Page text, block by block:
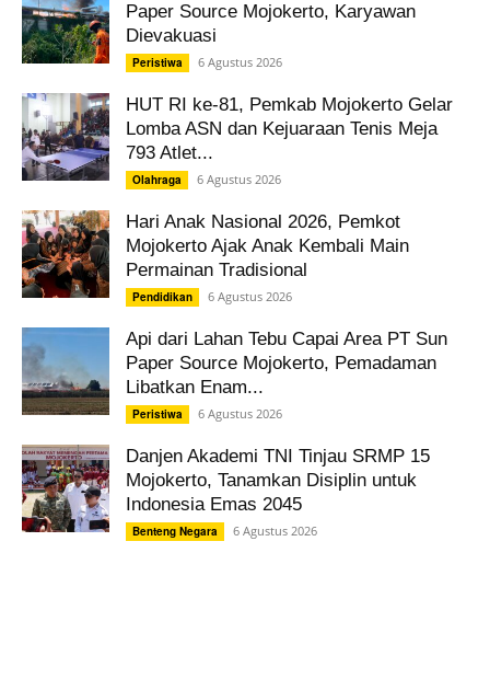
Paper Source Mojokerto, Karyawan
Dievakuasi
Peristiwa 6 Agustus 2026
HUT RI ke-81, Pemkab Mojokerto Gelar
Lomba ASN dan Kejuaraan Tenis Meja
793 Atlet...
Olahraga 6 Agustus 2026
Hari Anak Nasional 2026, Pemkot
Mojokerto Ajak Anak Kembali Main
Permainan Tradisional
Pendidikan 6 Agustus 2026
Api dari Lahan Tebu Capai Area PT Sun
Paper Source Mojokerto, Pemadaman
Libatkan Enam...
Peristiwa 6 Agustus 2026
Danjen Akademi TNI Tinjau SRMP 15
Mojokerto, Tanamkan Disiplin untuk
Indonesia Emas 2045
Benteng Negara 6 Agustus 2026